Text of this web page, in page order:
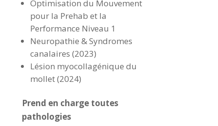
Optimisation du Mouvement
pour la Prehab et la
Performance Niveau 1
Neuropathie & Syndromes
canalaires (2023)
Lésion myocollagénique du
mollet (2024)
Prend en charge toutes
pathologies